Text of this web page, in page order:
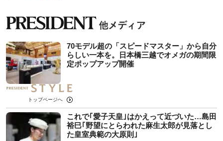
70モデル超の「スピードマスター」から自分
らしい一本を。日本橋三越でオメガの期間限
定ポップアップ開催
トップページへ
これで｢愛子天皇｣はかえって近づいた…島田
裕巳｢野望にとらわれた麻生太郎が見落とし
た皇室典範の大原則｣